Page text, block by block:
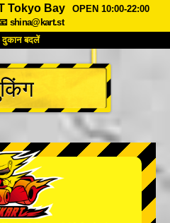
Tokyo Bay
OPEN 10:00-22:00
shina@kart.st
बदलें
TOP
कीमत
बुकिंग
बदलें